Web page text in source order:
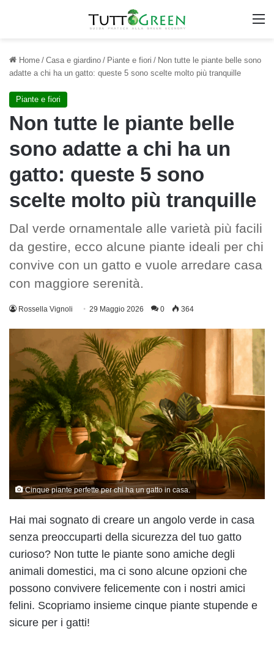
Home / Casa e giardino / Piante e fiori / Non tutte le piante belle sono
adatte a chi ha un gatto: queste 5 sono scelte molto più tranquille
Piante e fiori
Non tutte le piante belle
sono adatte a chi ha un
gatto: queste 5 sono
scelte molto più tranquille
Dal verde ornamentale alle varietà più facili
da gestire, ecco alcune piante ideali per chi
convive con un gatto e vuole arredare casa
con maggiore serenità.
Rossella Vignoli 29 Maggio 2026 0 364
Cinque piante perfette per chi ha un gatto in casa.
Hai mai sognato di creare un angolo verde in casa
senza preoccuparti della sicurezza del tuo gatto
curioso? Non tutte le piante sono amiche degli
animali domestici, ma ci sono alcune opzioni che
possono convivere felicemente con i nostri amici
felini. Scopriamo insieme cinque piante stupende e
sicure per i gatti!